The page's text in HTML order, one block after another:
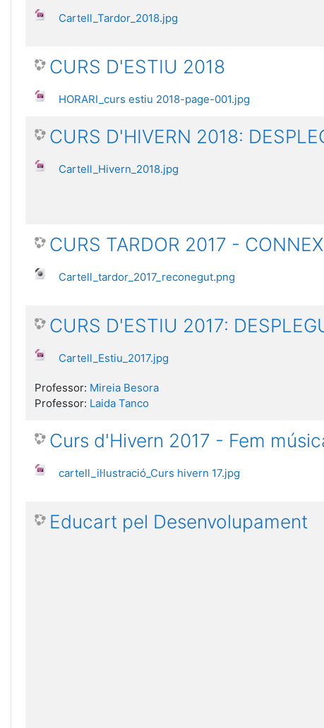
Cartell_Tardor_2018.jpg
CURS D'ESTIU 2018
HORARI_curs estiu 2018-page-001.jpg
CURS D'HIVERN 2018:
Cartell_Hivern_2018.jpg
CURS TARDOR 2017 -
Cartell_tardor_2017_reconegut.png
CURS D'ESTIU 2017:
Cartell_Estiu_2017.jpg
Professor: Mireia Besora
Professor: Laida Tanco
Curs d'Hivern 2017 - Fem
cartell_il·lustració_Curs hivern 17.jpg
Educart pel Desenvolupament